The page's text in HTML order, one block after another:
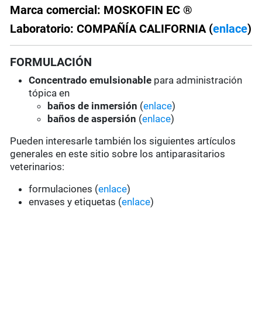
Marca comercial: MOSKOFIN EC ®
Laboratorio: COMPAÑÍA CALIFORNIA (enlace)
FORMULACIÓN
Concentrado emulsionable para administración
tópica en
baños de inmersión (enlace)
baños de aspersión (enlace)
Pueden interesarle también los siguientes artículos
generales en este sitio sobre los antiparasitarios
veterinarios:
formulaciones (enlace)
envases y etiquetas (enlace)